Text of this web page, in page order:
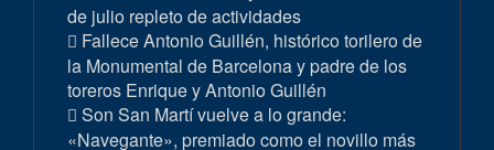
de julio repleto de actividades
Fallece Antonio Guillén, histórico torilero de
la Monumental de Barcelona y padre de los
toreros Enrique y Antonio Guillén
Son San Martí vuelve a lo grande:
«Navegante», premiado como el novillo más